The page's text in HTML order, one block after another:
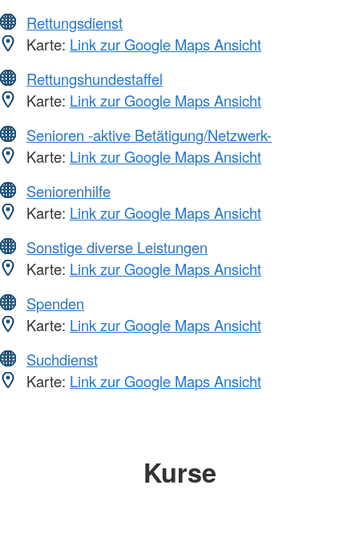
Rettungsdienst
Karte: Link zur Google Maps Ansicht
Rettungshundestaffel
Karte: Link zur Google Maps Ansicht
Senioren -aktive Betätigung/Netzwerk-
Karte: Link zur Google Maps Ansicht
Seniorenhilfe
Karte: Link zur Google Maps Ansicht
Sonstige diverse Leistungen
Karte: Link zur Google Maps Ansicht
Spenden
Karte: Link zur Google Maps Ansicht
Suchdienst
Karte: Link zur Google Maps Ansicht
Kurse